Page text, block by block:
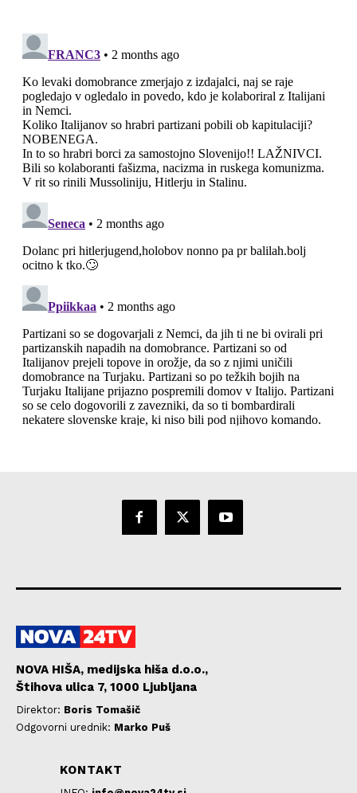
NOVA HIŠA, medijska hiša d.o.o.,
Štihova ulica 7, 1000 Ljubljana
Direktor: Boris Tomašič
Odgovorni urednik: Marko Puš
KONTAKT